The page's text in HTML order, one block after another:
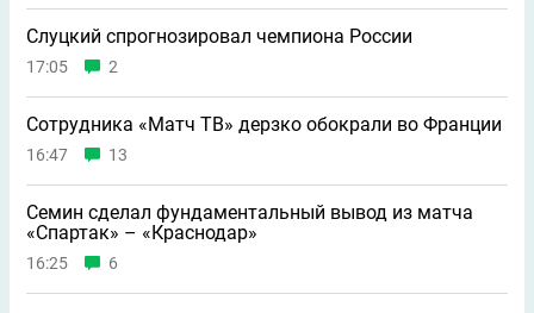
Слуцкий спрогнозировал чемпиона России
17:05 2
Сотрудника «Матч ТВ» дерзко обокрали во Франции
16:47 13
Семин сделал фундаментальный вывод из матча
«Спартак» – «Краснодар»
16:25 6